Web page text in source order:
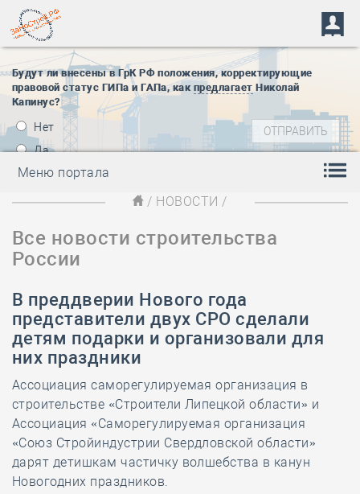
Будут ли внесены в ГрК РФ положения, корректирующие
правовой статус ГИПа и ГАПа, как предлагает Николай
Капинус?
Нет
Да
Меню портала
/ НОВОСТИ /
Все новости строительства
России
В преддверии Нового года
представители двух СРО сделали
детям подарки и организовали для
них праздники
Ассоциация саморегулируемая организация в
строительстве «Строители Липецкой области» и
Ассоциация «Саморегулируемая организация
«Союз Стройиндустрии Свердловской области»
дарят детишкам частичку волшебства в канун
Новогодних праздников.